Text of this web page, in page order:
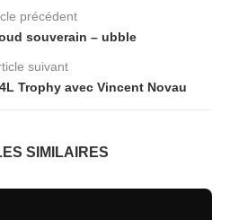
précédent
souverain – ubble
suivant
Trophy avec Vincent Novau
SIMILAIRES